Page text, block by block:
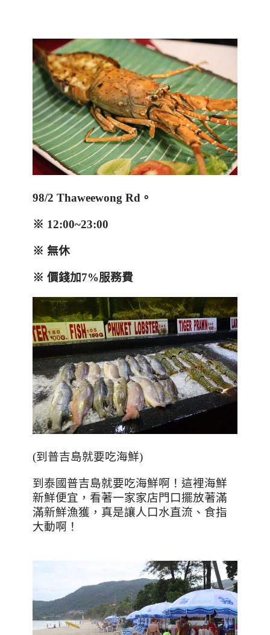
98/2 Thaweewong Rd 。
※ 12:00~23:00
※ 無休
※ 價錢加7%服務費
(到普吉島就要吃海鮮)
到泰國普吉島就要吃海鮮啊！這裡海鮮
新鮮便宜，看著一家家店門口擺放著滿
滿新鮮漁獲，真是讓人口水直流、食指
大動啊！